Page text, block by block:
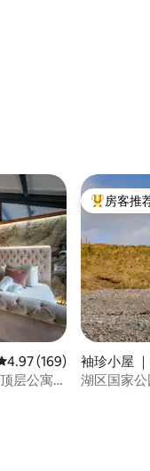
均评分 4.97 分（满分 5
4.97 (169)
层公寓1
热门「房
房客推
袖珍小屋
湖区国家